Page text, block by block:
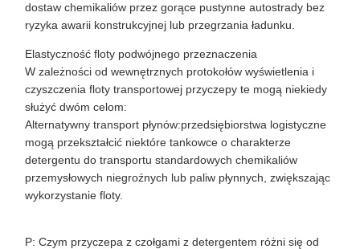
dostaw chemikaliów przez gorące pustynne autostrady bez
ryzyka awarii konstrukcyjnej lub przegrzania ładunku.
Elastyczność floty podwójnego przeznaczenia
W zależności od wewnętrznych protokołów wyświetlenia i
czyszczenia floty transportowej przyczepy te mogą niekiedy
służyć dwóm celom:
Alternatywny transport płynów:przedsiębiorstwa logistyczne
mogą przekształcić niektóre tankowce o charakterze
detergentu do transportu standardowych chemikaliów
przemysłowych niegroźnych lub paliw płynnych, zwiększając
wykorzystanie floty.
P: Czym przyczepa z czołgami z detergentem różni się od